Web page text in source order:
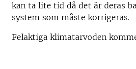
kan ta lite tid då det är deras
system som måste korrigeras.
Felaktiga klimatarvoden